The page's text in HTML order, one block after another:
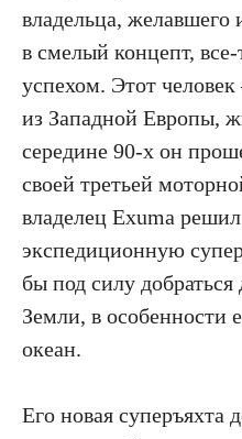
владельца, желавшего
в смелый концепт,
успехом. Этот
из Западной Европы,
середине 90-х он
своей третьей
владелец Exuma
экспедиционную
бы под силу
Земли, в особенности
океан.
Его новая суперъяхта